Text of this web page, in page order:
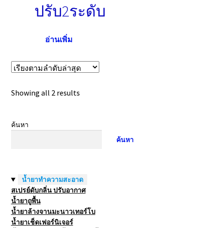
ปรับ2ระดับ
อ่านเพิ่ม
Showing all 2 resultsSorted
ค้นหา
ค้นหา
น้ำยาทำความสะอาด
สเปรย์ดับกลิ่น ปรับอากาศ
น้ำยาถูพื้น
น้ำยาล้างจานมะนาวเทอร์โบ
น้ำยาเช็ดเฟอร์นิเจอร์